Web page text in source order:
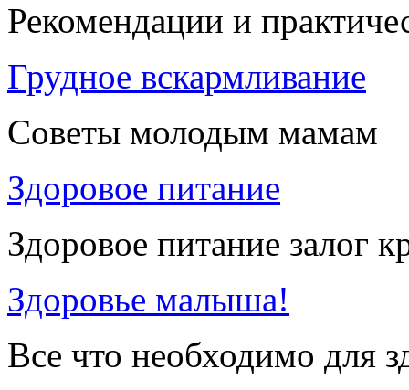
Рекомендации и
Грудное вскармливание
Советы молодым мамам
Здоровое питание
Здоровое питание залог
Здоровье малыша!
Все что необходимо для